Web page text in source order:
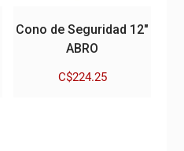
Cono de Seguridad 12″
ABRO
C$224.25